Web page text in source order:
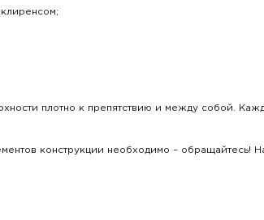
плотно к препятствию и между собой.
конструкции необходимо –